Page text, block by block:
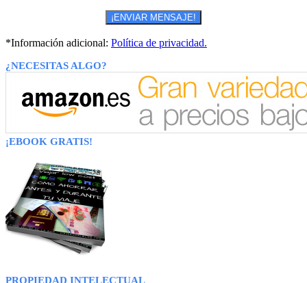
*Información adicional: Política de privacidad.
¿NECESITAS ALGO?
¡EBOOK GRATIS!
PROPIEDAD INTELECTUAL